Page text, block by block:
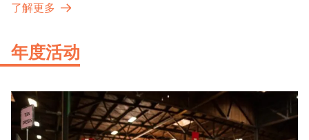
了解更多
年度活动